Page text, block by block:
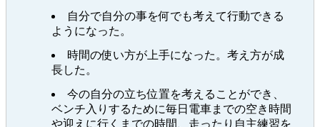
自分で自分の事を何でも考えて行動できる
ようになった。
時間の使い方が上手になった。考え方が成
長した。
今の自分の立ち位置を考えることができ、
ベンチ入りするために毎日電車までの空き時間
や迎えに行くまでの時間、走ったり自主練習を